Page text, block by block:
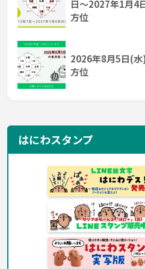
日～2027年1月4
方位
2026年8月5日(
方位
はにわスタンプ